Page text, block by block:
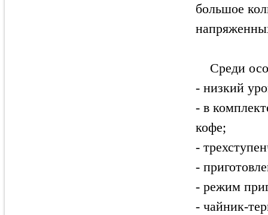
большое
Среди
- низкий
- в
кофе;
-
-
- режим
- чайник-